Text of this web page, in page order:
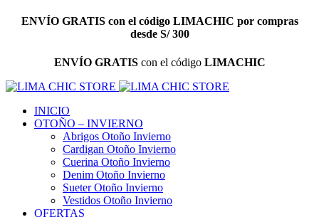
ENVÍO GRATIScon el código LIMACHIC por compras
desde S/ 300
ENVÍO GRATIScon el código LIMACHIC
INICIO
OTOÑO – INVIERNO
Abrigos Otoño Invierno
Cardigan Otoño Invierno
Cuerina Otoño Invierno
Denim Otoño Invierno
Sueter Otoño Invierno
Vestidos Otoño Invierno
OFERTAS